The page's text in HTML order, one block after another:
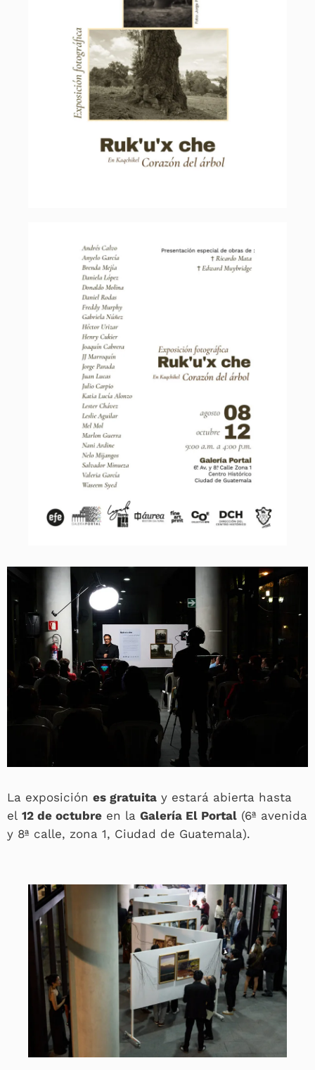
La exposición es gratuita y estará abierta hasta
el 12 de octubre en la Galería El Portal (6ª avenida
y 8ª calle, zona 1, Ciudad de Guatemala).